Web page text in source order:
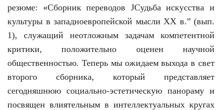
резюме: «Сборник переводов ЈСудьба искусства и
культуры в западноевропейской мысли ХХ в.” (вып.
1), служащий неотложным задачам компетентной
критики, положительно оценен научной
общественностью. Теперь мы ожидаем выхода в свет
второго сборника, который представляет
сегодняшнюю социально-эстетическую панораму и
посвящен влиятельным в интеллектуальных кругах